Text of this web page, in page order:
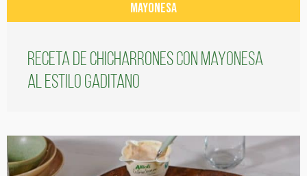
MAYONESA
Receta de chicharrones con mayonesa
al estilo gaditano